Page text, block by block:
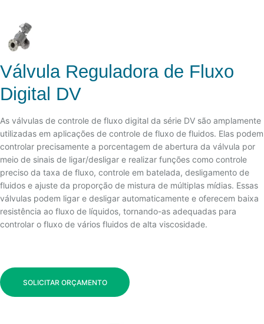
Válvula Reguladora de Fluxo
Digital DV
As válvulas de controle de fluxo digital da série DV são amplamente
utilizadas em aplicações de controle de fluxo de fluidos. Elas podem
controlar precisamente a porcentagem de abertura da válvula por
meio de sinais de ligar/desligar e realizar funções como controle
preciso da taxa de fluxo, controle em batelada, desligamento de
fluidos e ajuste da proporção de mistura de múltiplas mídias. Essas
válvulas podem ligar e desligar automaticamente e oferecem baixa
resistência ao fluxo de líquidos, tornando-as adequadas para
controlar o fluxo de vários fluidos de alta viscosidade.
SOLICITAR ORÇAMENTO